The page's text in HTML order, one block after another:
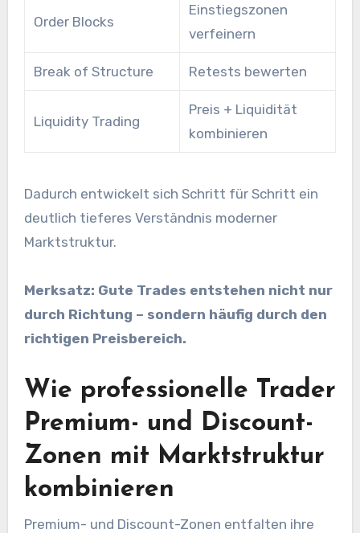
Order Blocks
Einstiegszonen
verfeinern
Break of Structure Retests bewerten
Liquidity Trading
Preis + Liquidität
kombinieren
Dadurch entwickelt sich Schritt für Schritt ein
deutlich tieferes Verständnis moderner
Marktstruktur.
Merksatz: Gute Trades entstehen nicht nur
durch Richtung – sondern häufig durch den
richtigen Preisbereich.
Wie professionelle Trader
Premium- und Discount-
Zonen mit Marktstruktur
kombinieren
Premium- und Discount-Zonen entfalten ihre